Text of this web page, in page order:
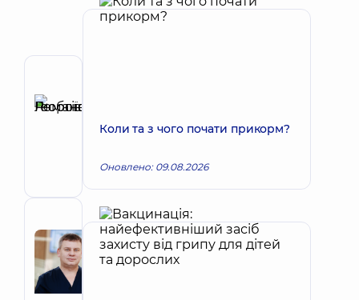
дитячий
Запис до лікаря
Рецензент
Радченко
Роман
Запис до лікаря
Коли та з чого почати прикорм?
Оновлено: 09.08.2026